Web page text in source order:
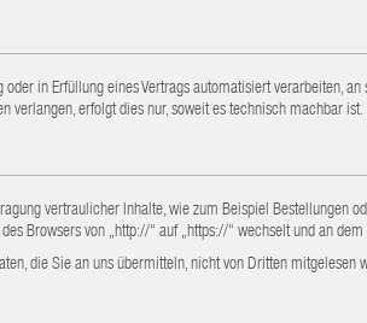
in Erfüllung eines Vertrags automatisiert verarbeiten,
verlangen, erfolgt dies nur, soweit es technisch machbar ist.
vertraulicher Inhalte, wie zum Beispiel Bestellungen
Browsers von „http://“ auf „https://“ wechselt und an
die Sie an uns übermitteln, nicht von Dritten mitgelesen